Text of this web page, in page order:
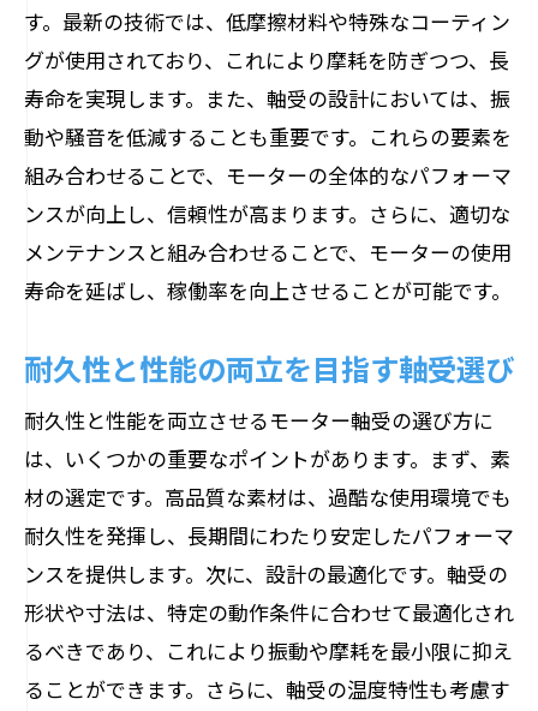
す。最新の技術では、低摩擦材料や特殊なコーティン
グが使用されており、これにより摩耗を防ぎつつ、長
寿命を実現します。また、軸受の設計においては、振
動や騒音を低減することも重要です。これらの要素を
組み合わせることで、モーターの全体的なパフォーマ
ンスが向上し、信頼性が高まります。さらに、適切な
メンテナンスと組み合わせることで、モーターの使用
寿命を延ばし、稼働率を向上させることが可能です。
耐久性と性能の両立を目指す軸受選び
耐久性と性能を両立させるモーター軸受の選び方に
は、いくつかの重要なポイントがあります。まず、素
材の選定です。高品質な素材は、過酷な使用環境でも
耐久性を発揮し、長期間にわたり安定したパフォーマ
ンスを提供します。次に、設計の最適化です。軸受の
形状や寸法は、特定の動作条件に合わせて最適化され
るべきであり、これにより振動や摩耗を最小限に抑え
ることができます。さらに、軸受の温度特性も考慮す